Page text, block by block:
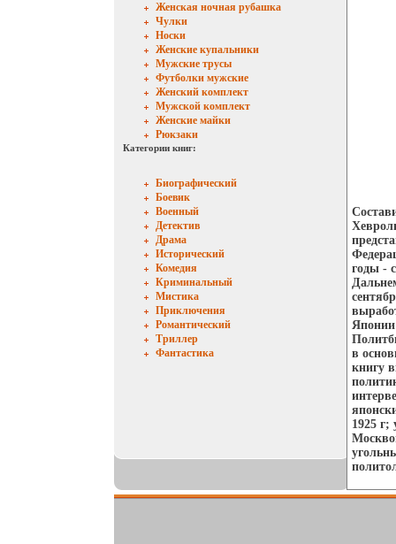
Женская ночная рубашка
Чулки
Носки
Женские купальники
Мужские трусы
Футболки мужские
Женский комплект
Мужской комплект
Женские майки
Рюкзаки
Категории книг:
Биографический
Боевик
Военный
Детектив
Драма
Исторический
Комедия
Криминальный
Мистика
Приключения
Романтический
Триллер
Фантастика
годы -
Японии
в
книгу
1925 г;